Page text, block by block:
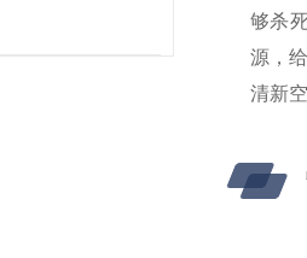
够杀
源，
清新